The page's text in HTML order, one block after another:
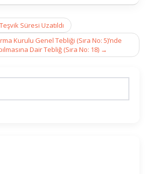
Süresi Uzatıldı
Kurulu Genel Tebliği (Sıra No: 5)’nde
Dair Tebliğ (Sıra No: 18) →